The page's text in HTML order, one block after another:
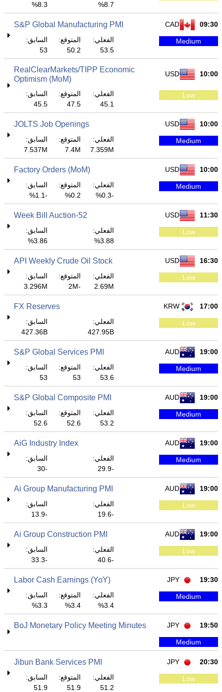
8.7%
8.3%
09:30
CAD
S&P Global Manufacturing PMI
Medium
الفعلي:
53.5
المتوقع:
50.2
السابق:
53
10:00
USD
RealClearMarkets/TIPP Economic
Optimism (MoM)
Low
الفعلي:
45.1
المتوقع:
47.5
السابق:
45.5
10:00
USD
JOLTS Job Openings
Medium
الفعلي:
7.359M
المتوقع:
7.4M
السابق:
7.537M
10:00
USD
Factory Orders (MoM)
Medium
الفعلي:
-0.3%
المتوقع:
0.2%
السابق:
-1.1%
11:30
USD
52-Week Bill Auction
Low
الفعلي:
3.88%
السابق:
3.86%
16:30
USD
API Weekly Crude Oil Stock
Low
الفعلي:
2.69M
المتوقع:
-2M
السابق:
3.296M
17:00
KRW
FX Reserves
Low
الفعلي:
427.95B
السابق:
427.36B
19:00
AUD
S&P Global Services PMI
Medium
الفعلي:
53.6
المتوقع:
53
السابق:
53
19:00
AUD
S&P Global Composite PMI
Medium
الفعلي:
53.2
المتوقع:
52.6
السابق:
52.6
19:00
AUD
AiG Industry Index
Medium
الفعلي:
-29.9
السابق:
-30
19:00
AUD
Ai Group Manufacturing PMI
Low
الفعلي:
-19.6
السابق:
-13.9
19:00
AUD
Ai Group Construction PMI
Low
الفعلي:
-40.6
السابق:
-33.3
19:30
JPY
Labor Cash Earnings (YoY)
Medium
الفعلي:
3.4%
المتوقع:
3.4%
السابق:
3.3%
19:50
JPY
BoJ Monetary Policy Meeting Minutes
Medium
20:30
JPY
Jibun Bank Services PMI
Low
الفعلي:
51.2
المتوقع:
51.9
السابق:
51.9